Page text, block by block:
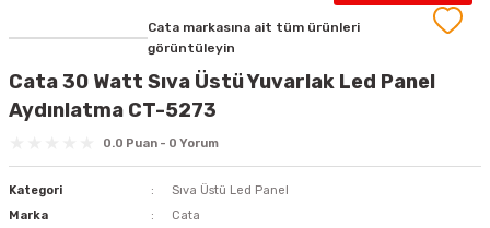
Cata markasına ait tüm ürünleri
görüntüleyin
Cata 30 Watt Sıva Üstü Yuvarlak Led Panel
Aydınlatma CT-5273
0.0 Puan - 0 Yorum
Kategori
Sıva Üstü Led Panel
Marka
Cata